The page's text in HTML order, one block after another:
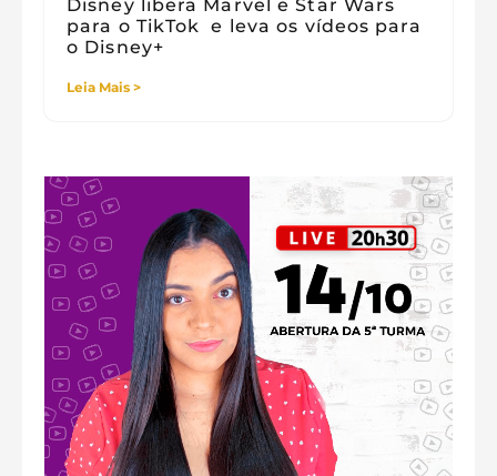
Disney libera Marvel e Star Wars
para o TikTok e leva os vídeos para
o Disney+
Leia Mais >